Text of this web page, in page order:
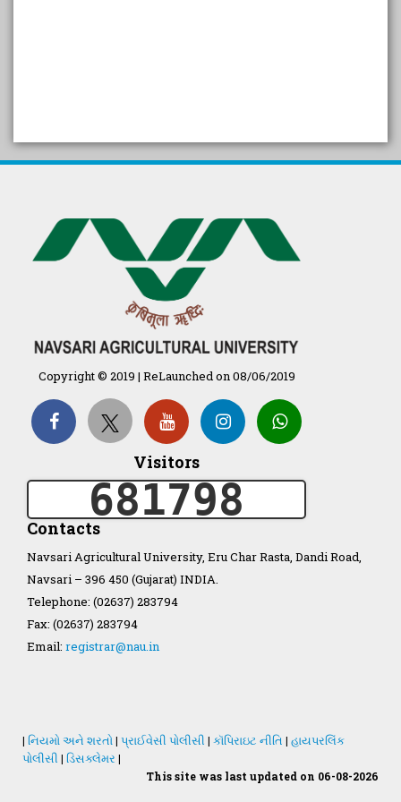
પ્રાકૃતિક કૃષિ (ખેતી)
દેશી ગાય આધારિત પ્રાકૃતિક ખેતી
गुणवत्ता युक्त कृषि-शिक्षा एक पहल" - भारतीय
कृषि अनुसंधान परिषद की 25वीं अखिल
Organization Structure
ખેડુત માર્ગદર્શિકા
Accreditation Certificate
NAU Statute(Revised)
Copyright © 2019 | ReLaunched on 08/06/2019
Visitors
681798
Contacts
Navsari Agricultural University, Eru Char Rasta, Dandi Road,
Navsari – 396 450 (Gujarat) INDIA.
Telephone: (02637) 283794
Fax: (02637) 283794
Email: registrar@nau.in
| નિયમો અને શરતો| પ્રાઈવેસી પોલીસી | કૉપિરાઇટ નીતિ | હાયપરલિંક
પોલીસી | ડિસક્લેમર |
This site was last updated on 06-08-2026